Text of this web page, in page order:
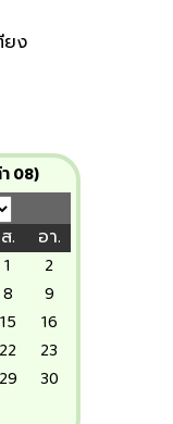
ยง
08)
ส.
อา.
1
2
8
9
15
16
22
23
29
30